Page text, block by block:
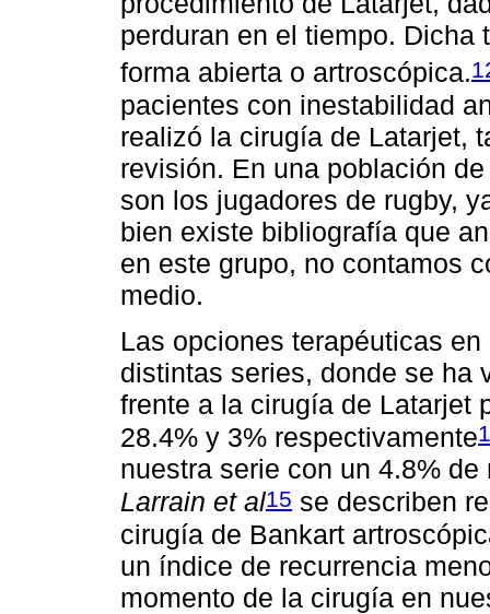
perduran en el tiempo. Dicha
forma abierta o artroscópica.
pacientes con inestabilidad
realizó la cirugía de Latarjet,
revisión. En una población
son los jugadores de rugby,
bien existe bibliografía que
en este grupo, no contamos
medio.
Las opciones terapéuticas
distintas series, donde se ha
frente a la cirugía de Latarjet
28.4% y 3% respectivamente
nuestra serie con un 4.8%
Larrain et al15 se describen
cirugía de Bankart
un índice de recurrencia
momento de la cirugía en